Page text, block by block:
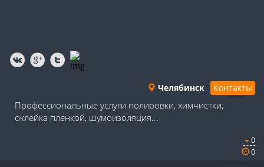
Челябинск Контакты
Профессиональные услуги полировки, химчистки,
оклейка пленкой, шумоизоляция...
0
0